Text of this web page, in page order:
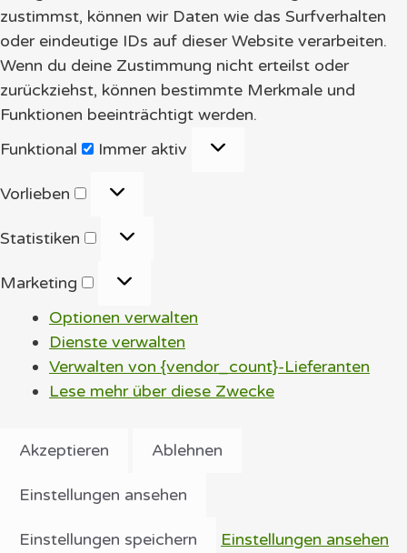
zustimmst, können wir Daten wie das Surfverhalten
oder eindeutige IDs auf dieser Website verarbeiten.
Wenn du deine Zustimmung nicht erteilst oder
zurückziehst, können bestimmte Merkmale und
Funktionen beeinträchtigt werden.
Funktional
Funktional
Immer aktiv
Vorlieben
Vorlieben
Statistiken
Statistiken
Marketing
Marketing
Optionen verwalten
Dienste verwalten
Verwalten von {vendor_count}-Lieferanten
Lese mehr über diese Zwecke
Akzeptieren Ablehnen
Einstellungen ansehen
Einstellungen speichern
Einstellungen ansehen